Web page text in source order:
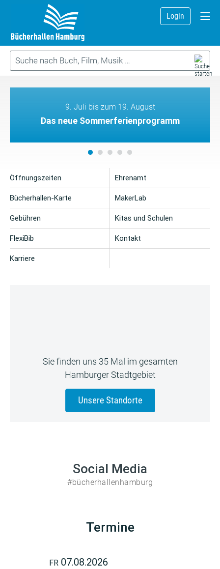
Login
9. Juli bis zum 19. August
Das neue Sommerferienprogramm
Öffnungszeiten
Bücherhallen-Karte
Gebühren
FlexiBib
Karriere
Ehrenamt
MakerLab
Kitas und Schulen
Kontakt
Sie finden uns 35 Mal im gesamten
Hamburger Stadtgebiet
Unsere Standorte
Social Media
#bücherhallenhamburg
Termine
FR 07.08.2026